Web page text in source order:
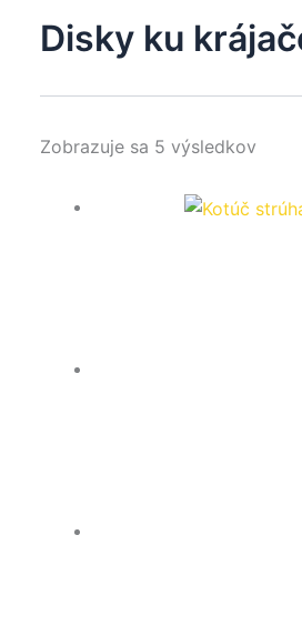
Disky ku
Zobrazuje sa 5 výsledkov